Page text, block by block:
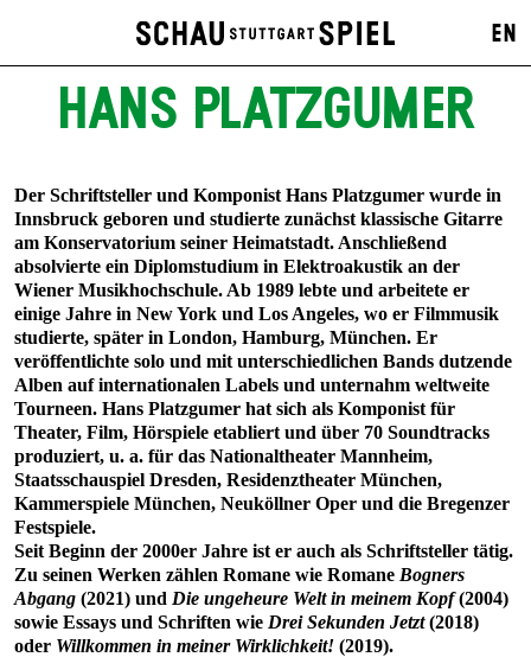
EN
HANS PLATZGUMER
Der Schriftsteller und Komponist Hans Platzgumer wurde in
Innsbruck geboren und studierte zunächst klassische Gitarre
am Konservatorium seiner Heimatstadt. Anschließend
absolvierte ein Diplomstudium in Elektroakustik an der
Wiener Musikhochschule. Ab 1989 lebte und arbeitete er
einige Jahre in New York und Los Angeles, wo er Filmmusik
studierte, später in London, Hamburg, München. Er
veröffentlichte solo und mit unterschiedlichen Bands dutzende
Alben auf internationalen Labels und unternahm weltweite
Tourneen. Hans Platzgumer hat sich als Komponist für
Theater, Film, Hörspiele etabliert und über 70 Soundtracks
produziert, u. a. für das Nationaltheater Mannheim,
Staatsschauspiel Dresden, Residenztheater München,
Kammerspiele München, Neuköllner Oper und die Bregenzer
Festspiele.
Seit Beginn der 2000er Jahre ist er auch als Schriftsteller tätig.
Zu seinen Werken zählen Romane wie Romane Bogners
Abgang (2021) und Die ungeheure Welt in meinem Kopf(2004)
sowie Essays und Schriften wie Drei Sekunden Jetzt(2018)
oder Willkommen in meiner Wirklichkeit! (2019).